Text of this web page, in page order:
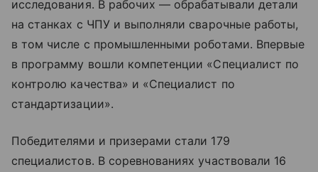
исследования. В рабочих — обрабатывали детали
на станках с ЧПУ и выполняли сварочные работы,
в том числе с промышленными роботами. Впервые
в программу вошли компетенции «Специалист по
контролю качества» и «Специалист по
стандартизации».
Победителями и призерами стали 179
специалистов. В соревнованиях участвовали 16